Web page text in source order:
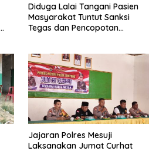
Diduga Lalai Tangani Pasien
Masyarakat Tuntut Sanksi
Tegas dan Pencopotan
Jajaran Polres Mesuji
Laksanakan Jumat Curhat